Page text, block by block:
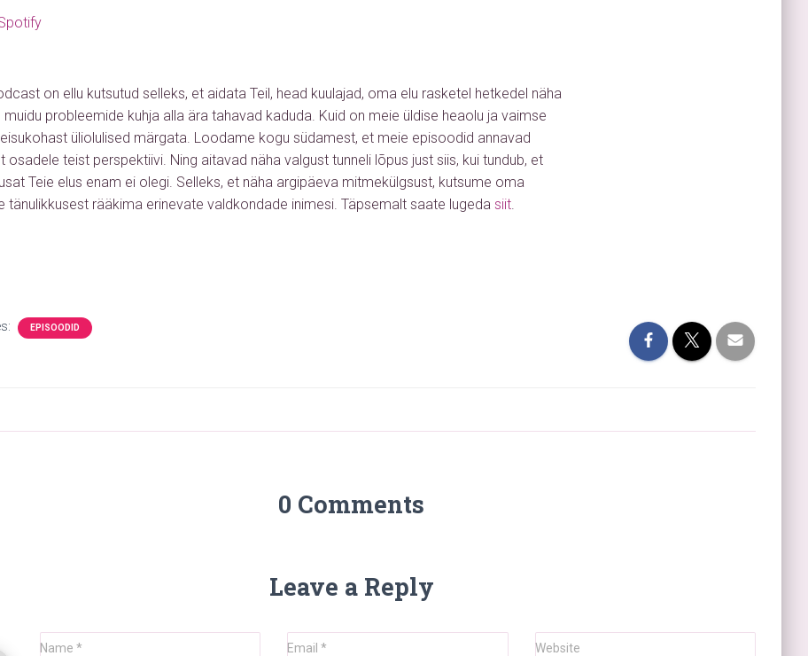
on ellu kutsutud selleks, et aidata Teil, head kuulajad, oma elu rasketel hetkedel näha
muidu probleemide kuhja alla ära tahavad kaduda. Kuid on meie üldise heaolu ja vaimse
üliolulised märgata. Loodame kogu südamest, et meie episoodid annavad
osadele teist perspektiivi. Ning aitavad näha valgust tunneli lõpus just siis, kui tundub, et
Teie elus enam ei olegi. Selleks, et näha argipäeva mitmekülgsust, kutsume oma
tänulikkusest rääkima erinevate valdkondade inimesi. Täpsemalt saate lugeda siit.
EPISOODID
0 Comments
Leave a Reply
Name * Email* Website